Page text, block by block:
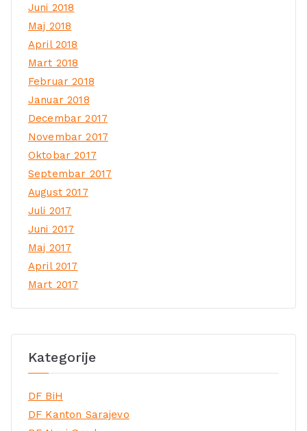
Juni 2018
Maj 2018
April 2018
Mart 2018
Februar 2018
Januar 2018
Decembar 2017
Novembar 2017
Oktobar 2017
Septembar 2017
August 2017
Juli 2017
Juni 2017
Maj 2017
April 2017
Mart 2017
Kategorije
DF BiH
DF Kanton Sarajevo